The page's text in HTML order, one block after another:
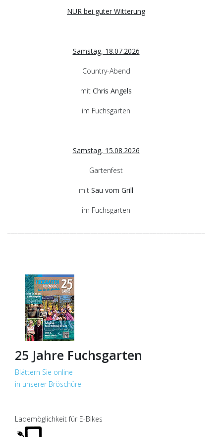
NUR bei guter Witterung
Samstag, 18.07.2026
Country-Abend
mit Chris Angels
im Fuchsgarten
Samstag, 15.08.2026
Gartenfest
mit Sau vom Grill
im Fuchsgarten
25 Jahre Fuchsgarten
Blättern Sie online
in unserer Bröschüre
Lademöglichkeit für E-Bikes